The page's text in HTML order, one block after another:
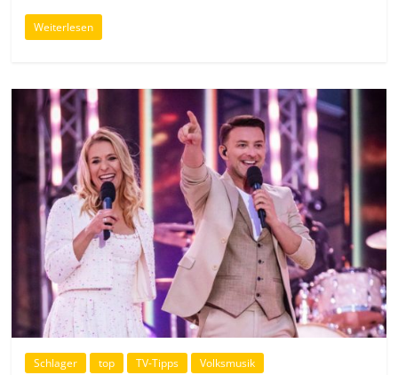
Weiterlesen
Schlager top TV-Tipps Volksmusik